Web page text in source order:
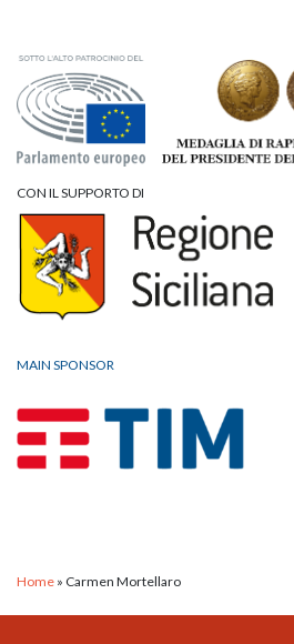
CON IL SUPPORTO DI
MAIN SPONSOR
Home » Carmen Mortellaro